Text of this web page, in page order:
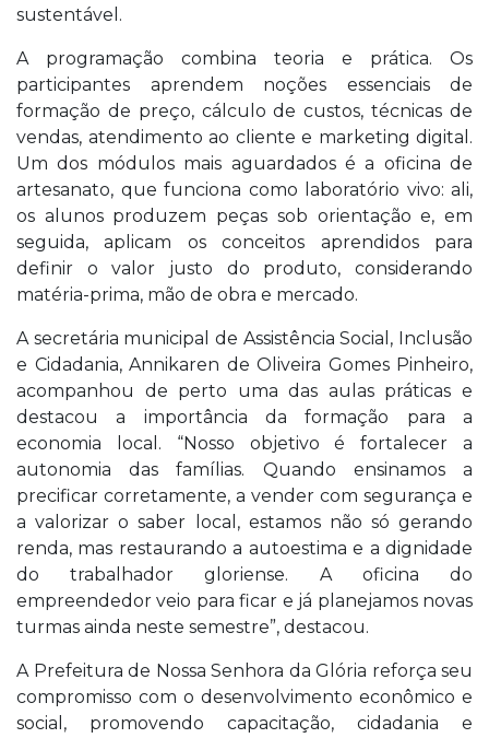
sustentável.
A programação combina teoria e prática. Os
participantes aprendem noções essenciais de
formação de preço, cálculo de custos, técnicas de
vendas, atendimento ao cliente e marketing digital.
Um dos módulos mais aguardados é a oficina de
artesanato, que funciona como laboratório vivo: ali,
os alunos produzem peças sob orientação e, em
seguida, aplicam os conceitos aprendidos para
definir o valor justo do produto, considerando
matéria-prima, mão de obra e mercado.
A secretária municipal de Assistência Social, Inclusão
e Cidadania, Annikaren de Oliveira Gomes Pinheiro,
acompanhou de perto uma das aulas práticas e
destacou a importância da formação para a
economia local. “Nosso objetivo é fortalecer a
autonomia das famílias. Quando ensinamos a
precificar corretamente, a vender com segurança e
a valorizar o saber local, estamos não só gerando
renda, mas restaurando a autoestima e a dignidade
do trabalhador gloriense. A oficina do
empreendedor veio para ficar e já planejamos novas
turmas ainda neste semestre”, destacou.
A Prefeitura de Nossa Senhora da Glória reforça seu
compromisso com o desenvolvimento econômico e
social, promovendo capacitação, cidadania e